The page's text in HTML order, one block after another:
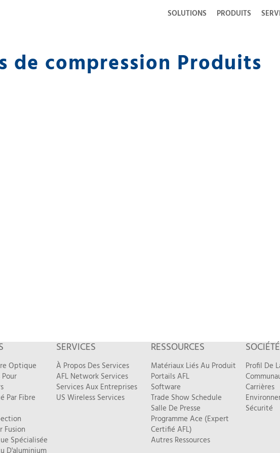
SOLUTIONS PRODUITS
de compression Produits
Optique
Par Fibre
Fusion
Spécialisée
SERVICES
À Propos Des Services
AFL Network Services
Services Aux Entreprises
US Wireless Services
RESSOURCES
Matériaux Liés Au Produit
Portails AFL
Software
Trade Show Schedule
Salle De Presse
Programme Ace (Expert
Certifié AFL)
Autres Ressources
SOCIÉTÉ
Profil De
Carrières
Sécurité